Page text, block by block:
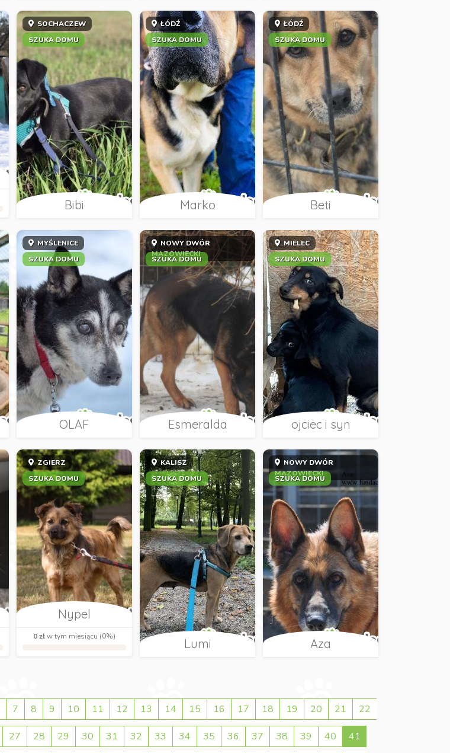
SOCHACZEW
SZUKA DOMU
Bibi
ŁÓDŹ
SZUKA DOMU
Marko
ŁÓDŹ
SZUKA DOMU
Beti
MYŚLENICE
SZUKA DOMU
OLAF
NOWY DWÓR
MAZOWIECKI
SZUKA DOMU
Esmeralda
MIELEC
SZUKA DOMU
ojciec i syn
ZGIERZ
SZUKA DOMU
Nypel
0 złw tym miesiącu (0%)
KALISZ
SZUKA DOMU
Lumi
NOWY DWÓR
MAZOWIECKI
SZUKA DOMU
Aza
7 8 9 10 11 12 13 14 15 16 17 18 19 20 21 22
27 28 29 30 31 32 33 34 35 36 37 38 39 40 41